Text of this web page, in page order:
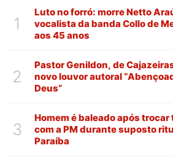
1
Luto no forró: morre Netto
vocalista da banda Collo de
aos 45 anos
2
Pastor Genildon, de
novo louvor autoral
Deus”
3
Homem é baleado após trocar
com a PM durante suposto
Paraíba